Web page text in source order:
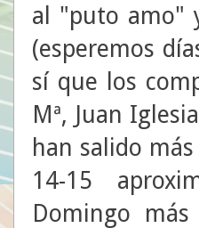
al "puto amo"
(esperemos
sí que los
Mª, Juan
han salido
14-15
Domingo